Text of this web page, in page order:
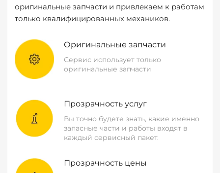
оригинальные запчасти и привлекаем к работам
только квалифицированных механиков.
Оригинальные запчасти
Сервис использует только
оригинальные запчасти
Прозрачность услуг
Вы точно будете знать, какие именно
запасные части и работы входят в
каждый сервисный пакет.
Прозрачность цены